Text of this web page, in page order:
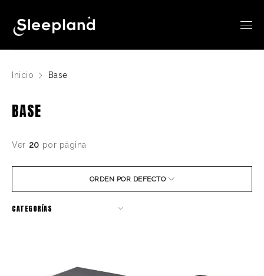
Inicio Base
BASE
ORDEN POR DEFECTO
Ver 20 por página
CATEGORÍAS